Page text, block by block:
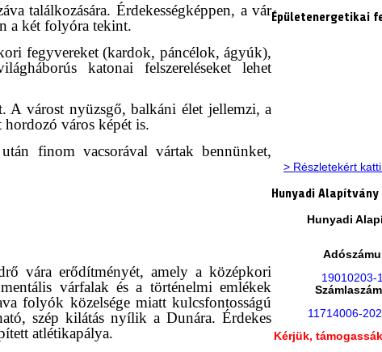
találkozására. Érdekességképpen, a vár
a két folyóra tekint.
fegyvereket (kardok, páncélok, ágyúk),
katonai felszereléseket lehet
A várost nyüzsgő, balkáni élet jellemzi, a
város képét is.
finom vacsorával vártak bennünket,
vára erődítményét, amely a középkori
várfalak és a történelmi emlékek
folyók közelsége miatt kulcsfontosságú
szép kilátás nyílik a Dunára. Érdekes
atlétikapálya.
Épületenergetikai
> Részletekért
Hunyadi Alapítvány
Hunyadi
19010203-
11714006-
Kérjük,